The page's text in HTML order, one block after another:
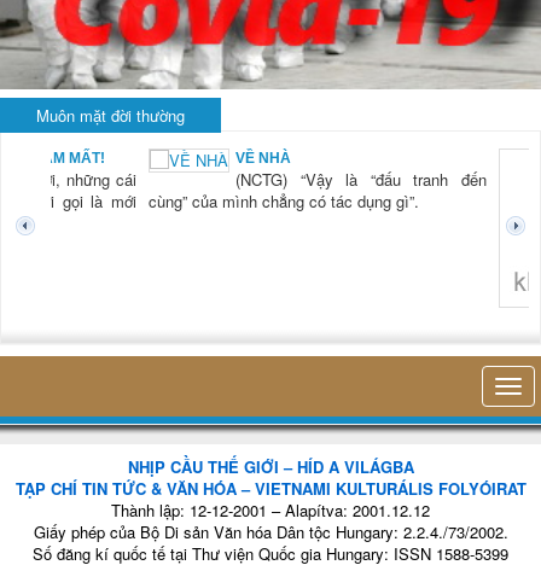
Muôn mặt đời thường
NAM MẤT!
“Xời, những cái
mới gọi là mới
VỀ NHÀ
(NCTG) “Vậy là “đấu tranh đến
cùng” của mình chẳng có tác dụng gì”.
NHỊP CẦU THẾ GIỚI – HÍD A VILÁGBA
TẠP CHÍ TIN TỨC & VĂN HÓA – VIETNAMI KULTURÁLIS FOLYÓIRAT
Thành lập: 12-12-2001 – Alapítva: 2001.12.12
Giấy phép của Bộ Di sản Văn hóa Dân tộc Hungary: 2.2.4./73/2002.
Số đăng kí quốc tế tại Thư viện Quốc gia Hungary: ISSN 1588-5399